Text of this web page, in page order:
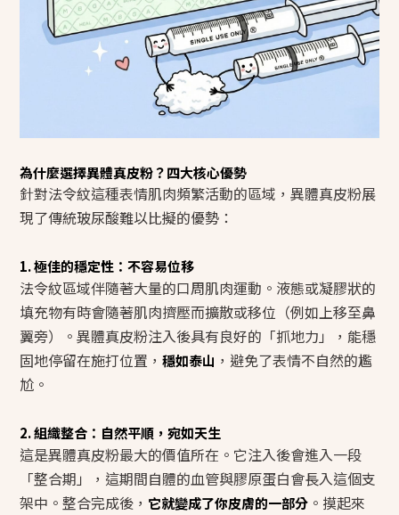
為什麼選擇異體真皮粉？四大核心優勢
針對法令紋這種表情肌肉頻繁活動的區域，異體真皮粉展
現了傳統玻尿酸難以比擬的優勢：
1. 極佳的穩定性：不容易位移
法令紋區域伴隨著大量的口周肌肉運動。液態或凝膠狀的
填充物有時會隨著肌肉擠壓而擴散或移位（例如上移至鼻
翼旁）。異體真皮粉注入後具有良好的「抓地力」，能穩
固地停留在施打位置，穩如泰山 ，避免了表情不自然的尷
尬。
2. 組織整合：自然平順，宛如天生
這是異體真皮粉最大的價值所在。它注入後會進入一段
「整合期」，這期間自體的血管與膠原蛋白會長入這個支
架中。整合完成後， 它就變成了你皮膚的一部分 。摸起來